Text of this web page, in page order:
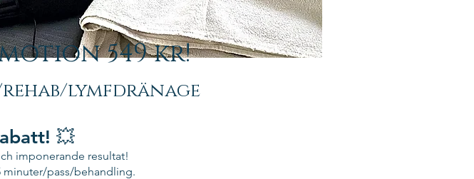
motion 549 kr!
lymfdränage
💥
imponerande resultat!
minuter/pass/behandling.